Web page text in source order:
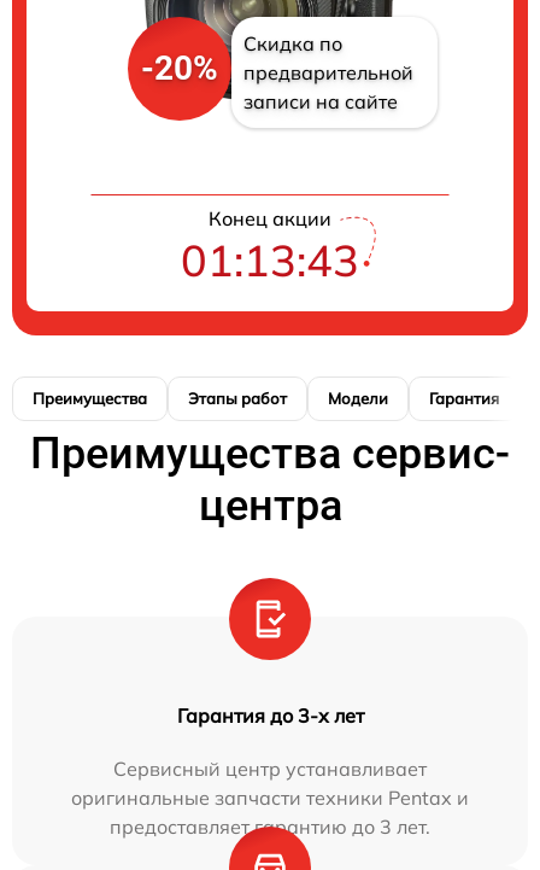
-20%
Скидка по
предварительной
записи на сайте
Конец акции
01:13:42
Преимущества Этапы работ Модели Гарантия
Преимущества сервис-
центра
Гарантия до 3-х лет
Сервисный центр устанавливает
оригинальные запчасти техники Pentax и
предоставляет гарантию до 3 лет.